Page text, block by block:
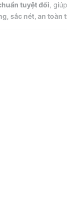
tuyệt đối, giúp
sắc nét, an toàn